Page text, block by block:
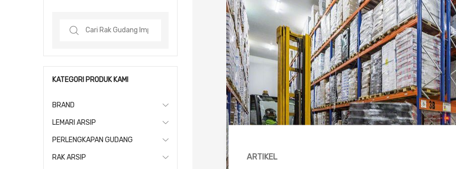
ARTIKEL
Search
KATEGORI PRODUK KAMI
BRAND
LEMARI ARSIP
PERLENGKAPAN GUDANG
RAK ARSIP